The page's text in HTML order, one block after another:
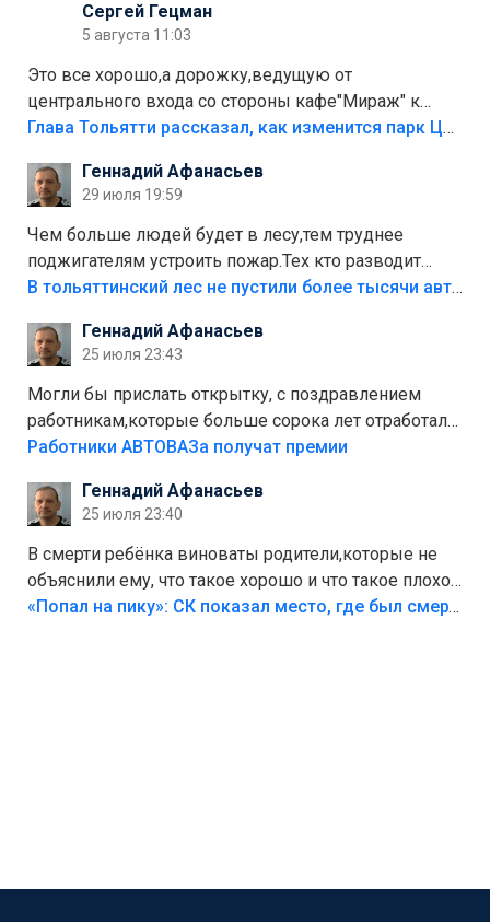
Сергей Гецман
5 августа 11:03
Это все хорошо,а дорожку,ведущую от
центрального входа со стороны кафе"Мираж" к
аттракционам слабо доделать?А то бордюры
лежала в парке и испортилась.Да еще,видимо,часть
украли.
Глава Тольятти рассказал, как изменится парк Центрального района
Геннадий Афанасьев
29 июля 19:59
Чем больше людей будет в лесу,тем труднее
поджигателям устроить пожар.Тех кто разводит
костры,тех надо безбожно штрафовать.Камер полно
Штрафы мизерные.
В тольяттинский лес не пустили более тысячи автомобилей
Геннадий Афанасьев
25 июля 23:43
Могли бы прислать открытку, с поздравлением
работникам,которые больше сорока лет отработали
на предприятии.
Работники АВТОВАЗа получат премии
Геннадий Афанасьев
25 июля 23:40
В смерти ребёнка виноваты родители,которые не
объяснили ему, что такое хорошо и что такое плохо!
Лезть через такой забор,верх безумия,есть же
«Попал на пику»: СК показал место, где был смертельно травмирован ребенок в Тольятти